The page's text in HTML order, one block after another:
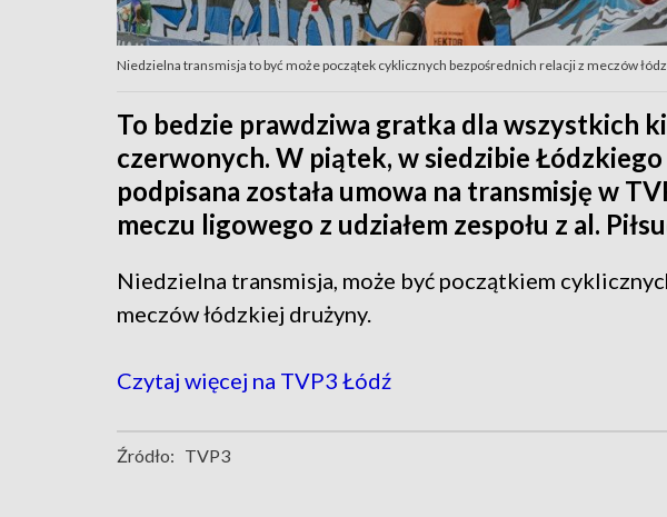
Niedzielna transmisja to być może początek cyklicznych bezpośrednich relacji z meczów
To bedzie prawdziwa gratka dla wszystkich
czerwonych. W piątek, w siedzibie Łódzkiego
podpisana została umowa na transmisję w
meczu ligowego z udziałem zespołu z al.
Niedzielna transmisja, może być początkiem
meczów łódzkiej drużyny.
Czytaj więcej na TVP3 Łódź
Źródło: TVP3